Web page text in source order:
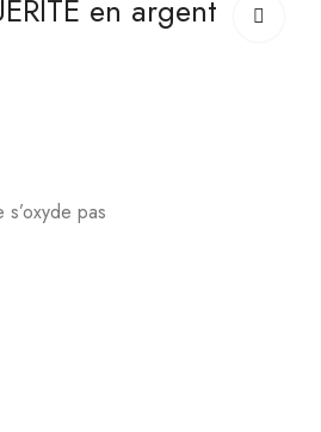
PEARL mini
CARYS en acier
en argent
s’oxyde pas